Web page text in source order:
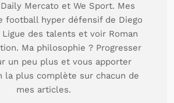
Mercato et We Sport. Mes
football hyper défensif de Diego
Ligue des talents et voir Roman
Ma philosophie ? Progresser
un peu plus et vous apporter
la plus complète sur chacun de
mes articles.